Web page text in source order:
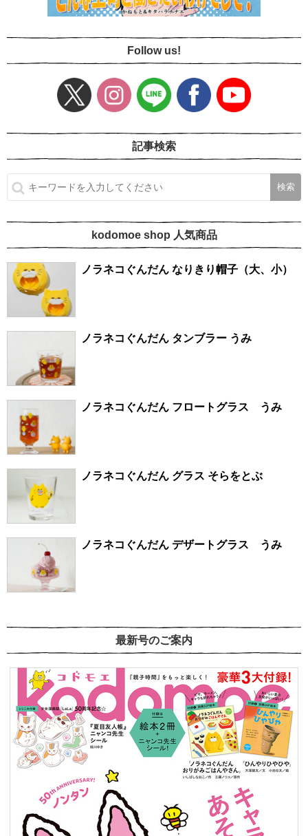
Follow us!
記事検索
kodomoe shop 人気商品
ノラネコぐんだん なりきり帽子（大、小）
ノラネコぐんだん タンブラー うみ
ノラネコぐんだん フロートグラス うみ
ノラネコぐんだん グラス そらをとぶ
ノラネコぐんだん デザートグラス うみ
最新号のご案内